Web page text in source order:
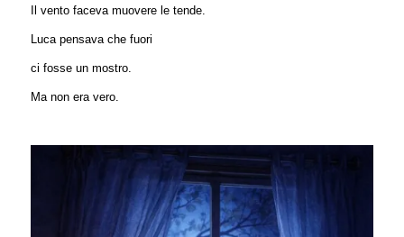
Il vento faceva muovere le tende.
Luca pensava che fuori
ci fosse un mostro.
Ma non era vero.